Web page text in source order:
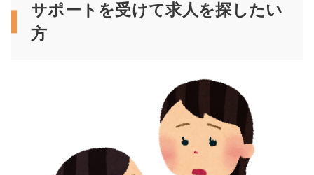
サポートを受けて求人を探したい
方